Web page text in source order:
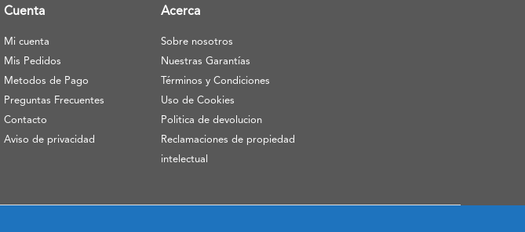
Cuenta
Mi cuenta
Mis Pedidos
Metodos de Pago
Preguntas Frecuentes
Contacto
Aviso de privacidad
Acerca
Sobre nosotros
Nuestras Garantías
Términos y Condiciones
Uso de Cookies
Politica de devolucion
Reclamaciones de propiedad
intelectual